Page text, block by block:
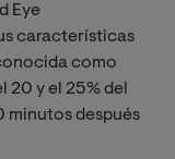
Eye
características
como
y el 25% del
minutos después